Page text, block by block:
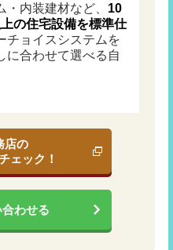
内装建材など、 10
の住宅設備を標準仕
チョイスシステムを
に合わせて選べる自
店の
ェック！
わせる